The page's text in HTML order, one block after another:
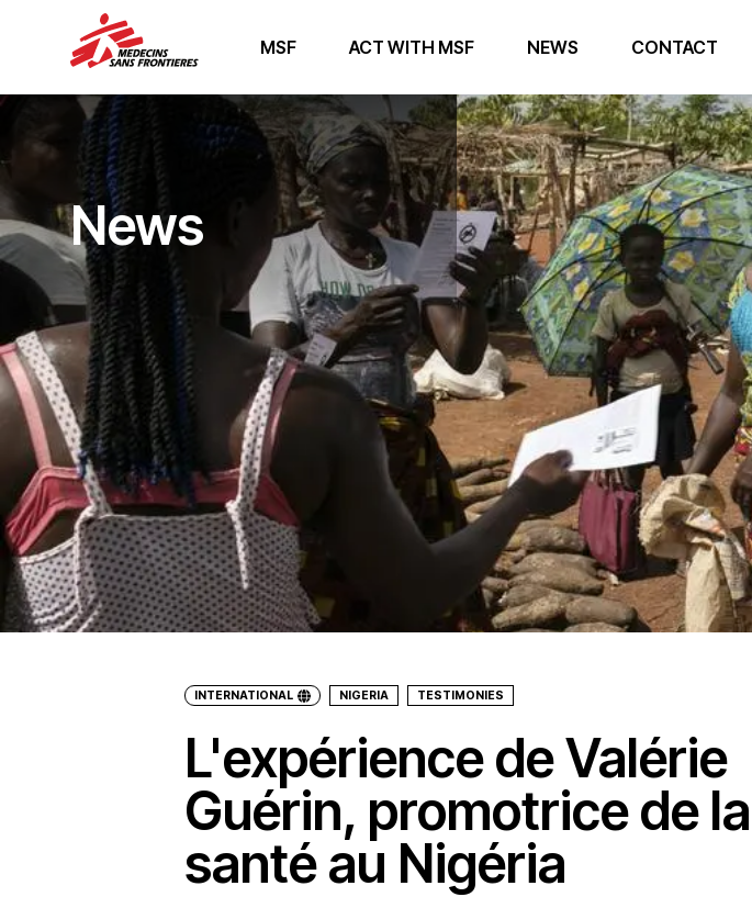
MSF ACT WITH MSF NEWS CONTACT
News
INTERNATIONAL NIGERIA TESTIMONIES
L'expérience de Valérie
Guérin, promotrice de la
santé au Nigéria